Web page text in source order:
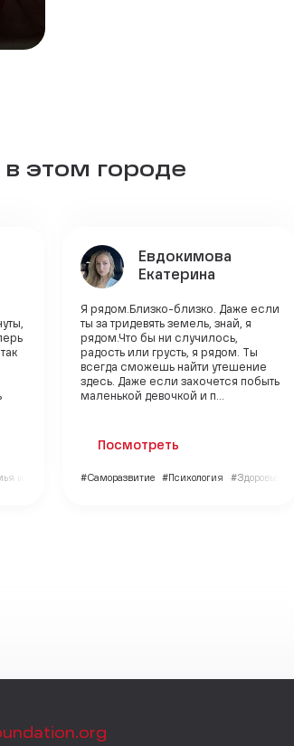
этом городе
и дети
Евдокимова
Екатерина
Я рядом.Близко-близко. Даже если
ты за тридевять земель, знай, я
рядом.Что бы ни случилось,
радость или грусть, я рядом. Ты
всегда сможешь найти утешение
здесь. Даже если захочется побыть
маленькой девочкой и п...
Посмотреть
#Саморазвитие #Психология #Здоровье